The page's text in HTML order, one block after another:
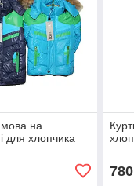
на
для хлопчика
780